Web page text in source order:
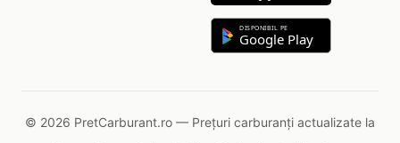
DISPONIBIL PE
Google Play
© 2026 PretCarburant.ro — Prețuri carburanți actualizate la